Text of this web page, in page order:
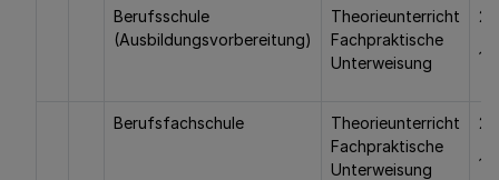
Berufsschule
(Ausbildungsvorbereitung)
Theorieunterricht
Fachpraktische
Unterweisung
26
13
Berufsfachschule
Theorieunterricht
Fachpraktische
Unterweisung
28
14